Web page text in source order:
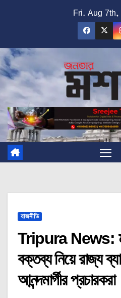
Fri. Aug 7th,
রাজনীতি
Tripura News:
বক্তব্য নিয়ে রাজ্য
আনন্দমার্গীর